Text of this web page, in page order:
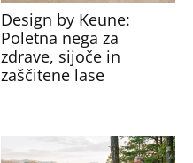
Design by Keune:
Poletna nega za
zdrave, sijoče in
zaščitene lase